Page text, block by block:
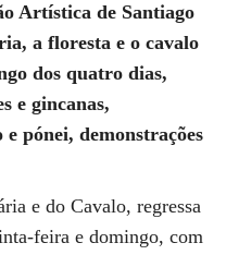
Artística de Santiago
a floresta e o cavalo
dos quatro dias,
e gincanas,
e pónei, demonstrações
e do Cavalo, regressa
feira e domingo, com